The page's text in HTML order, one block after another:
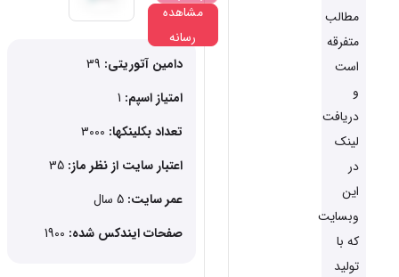
دامین آتوریتی:
امتیاز اسپم: 1
تعداد بکلینکها:
اعتبار سایت از نظر ماز: 35
عمر سایت: 5 سال
صفحات ایندکس شده:
مطالب
متفرقه
است
و
دریافت
لینک
در
این
وبسایت
که با
تولید
مشاهده
رسانه